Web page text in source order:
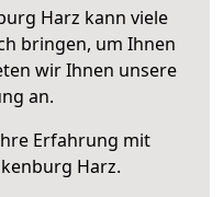
Harz kann viele
bringen, um Ihnen
wir Ihnen unsere
an.
Erfahrung mit
Harz.